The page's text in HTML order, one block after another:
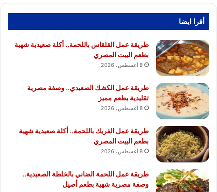
أقرا ايضا
طريقة عمل القلقاس باللحمة.. أكلة صعيدية شهية
بطعم البيت المصري
8 أغسطس، 2026
طريقة عمل الكشك الصعيدي.. وصفة مصرية
تقليدية بطعم مميز
8 أغسطس، 2026
طريقة عمل الفريك باللحمة.. أكلة صعيدية شهية
بطعم البيت المصري
8 أغسطس، 2026
طريقة عمل اللحمة الضاني بالخلطة الصعيدية..
وصفة مصرية شهية بطعم أصيل